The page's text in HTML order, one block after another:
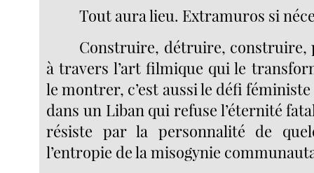
Tout aura lieu. Extramuros si
Construire, détruire, construire,
à travers l’art filmique qui le
le montrer, c’est aussi le défi féministe
dans un Liban qui refuse l’éternité
résiste par la personnalité de
l’entropie de la misogynie